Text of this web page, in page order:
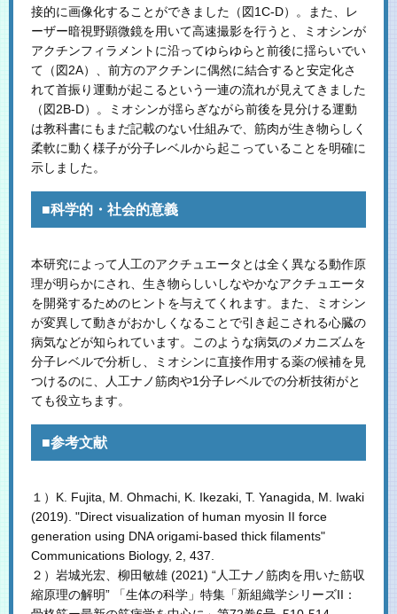
接的に画像化することができました（図1C-D）。また、レ
ーザー暗視野顕微鏡を用いて高速撮影を行うと、ミオシンが
アクチンフィラメントに沿ってゆらゆらと前後に揺らいでい
て（図2A）、前方のアクチンに偶然に結合すると安定化さ
れて首振り運動が起こるという一連の流れが見えてきました
（図2B-D）。ミオシンが揺らぎながら前後を見分ける運動
は教科書にもまだ記載のない仕組みで、筋肉が生き物らしく
柔軟に動く様子が分子レベルから起こっていることを明確に
示しました。
■科学的・社会的意義
本研究によって人工のアクチュエータとは全く異なる動作原
理が明らかにされ、生き物らしいしなやかなアクチュエータ
を開発するためのヒントを与えてくれます。また、ミオシン
が変異して動きがおかしくなることで引き起こされる心臓の
病気などが知られています。このような病気のメカニズムを
分子レベルで分析し、ミオシンに直接作用する薬の候補を見
つけるのに、人工ナノ筋肉や1分子レベルでの分析技術がと
ても役立ちます。
■参考文献
１）K. Fujita, M. Ohmachi, K. Ikezaki, T. Yanagida, M. Iwaki
(2019). "Direct visualization of human myosin II force
generation using DNA origami-based thick filaments"
Communications Biology, 2, 437.
２）岩城光宏、柳田敏雄 (2021) “人工ナノ筋肉を用いた筋収
縮原理の解明” 「生体の科学」特集「新組織学シリーズII：